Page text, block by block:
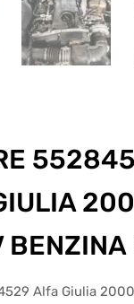
Alfa Giulia